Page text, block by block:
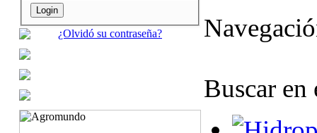
¿Olvidó su contraseña?
Buscar en